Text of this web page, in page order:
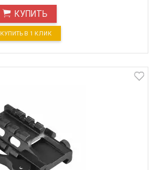
КУПИТЬ
КУПИТЬ В 1 КЛИК